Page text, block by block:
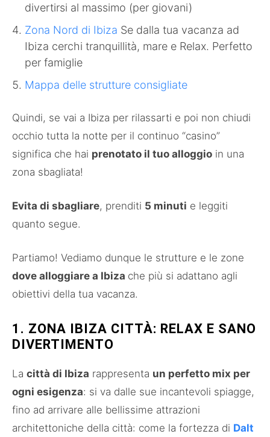
divertirsi al massimo (per giovani)
Zona Nord di Ibiza Se dalla tua vacanza ad
Ibiza cerchi tranquillità, mare e Relax. Perfetto
per famiglie
Mappa delle strutture consigliate
Quindi, se vai a Ibiza per rilassarti e poi non chiudi
occhio tutta la notte per il continuo “casino”
significa che hai prenotato il tuo alloggio in una
zona sbagliata!
Evita di sbagliare, prenditi 5 minuti e leggiti
quanto segue.
Partiamo! Vediamo dunque le strutture e le zone
dove alloggiare a Ibiza che più si adattano agli
obiettivi della tua vacanza.
1. ZONA IBIZA CITTÀ: RELAX E SANO
DIVERTIMENTO
La città di Ibiza rappresenta un perfetto mix per
ogni esigenza: si va dalle sue incantevoli spiagge,
fino ad arrivare alle bellissime attrazioni
architettoniche della città: come la fortezza di Dalt